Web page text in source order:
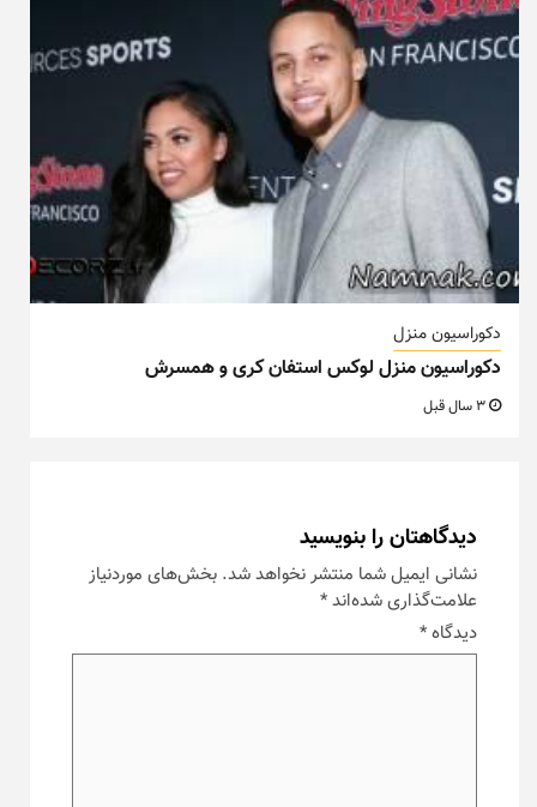
دکوراسیون منزل
دکوراسیون منزل لوکس استفان کری و همسرش
دیدگاهتان را بنویسید
نشانی ایمیل شما منتشر نخواهد شد. بخش‌های موردنیاز
علامت‌گذاری شده‌اند*
دیدگاه*